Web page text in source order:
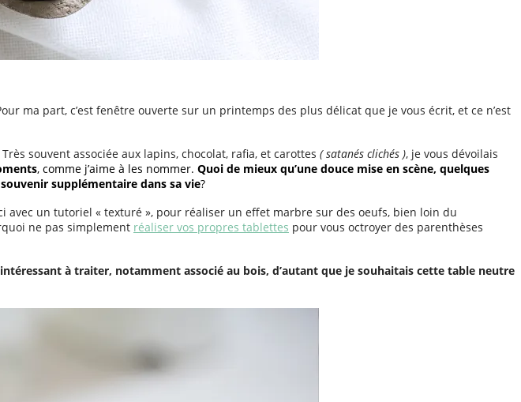
ma part, c’est fenêtre ouverte sur un printemps des plus délicat que je vous écrit, et ce n’est
souvent associée aux lapins, chocolat, rafia, et carottes ( satanés clichés ), je vous dévoilais
, comme j’aime à les nommer. Quoi de mieux qu’une douce mise en scène, quelques
supplémentaire dans sa vie?
avec un tutoriel « texturé », pour réaliser un effet marbre sur des oeufs, bien loin du
ne pas simplement réaliser vos propres tablettes pour vous octroyer des parenthèses
à traiter, notamment associé au bois, d’autant que je souhaitais cette table neutre